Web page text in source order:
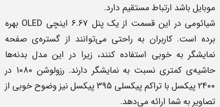
موبایل باشد ارتباط مستقیم دارد.
شیائومی در این قسمت از یک پنل 6.67 اینچی OLED بهره
برده است. کاربران به راحتی می‌توانند از گستره‌ی صفحه
نمایشگر به خوبی استفاده کنند، زیرا در این مدل بدنه‌ها
حاشیه‌ی کمتری نسبت به نمایشگر دارند. رزولوشن 1080 در
2400 پیکسل با تراکم پیکسلی 395 پیکسل نیز وضوح خوبی از
تصاویر به شما ارائه می‌دهد.